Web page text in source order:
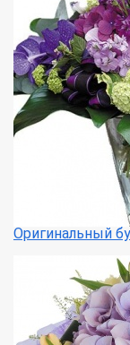
Оригинальный